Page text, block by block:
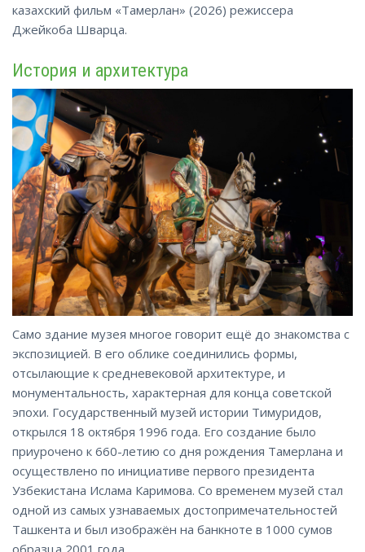
казахский фильм «Тамерлан» (2026) режиссера
Джейкоба Шварца.
История и архитектура
Само здание музея многое говорит ещё до знакомства с
экспозицией. В его облике соединились формы,
отсылающие к средневековой архитектуре, и
монументальность, характерная для конца советской
эпохи. Государственный музей истории Тимуридов,
открылся 18 октября 1996 года. Его создание было
приурочено к 660-летию со дня рождения Тамерлана и
осуществлено по инициативе первого президента
Узбекистана Ислама Каримова. Со временем музей стал
одной из самых узнаваемых достопримечательностей
Ташкента и был изображён на банкноте в 1000 сумов
образца 2001 года.